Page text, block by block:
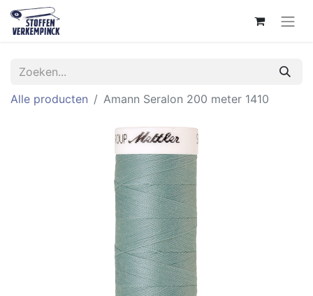
Alle producten Amann Seralon 200 meter 1410